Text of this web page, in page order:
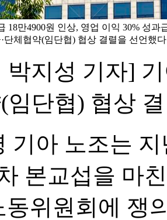
18만4900원 인상, 영업 이익 30% 성과
단체협약(임단협) 협상 결렬을 선언했
박지성 기자]
임단협) 협상
기아 노조는
본교섭을 마
동위원회에 쟁